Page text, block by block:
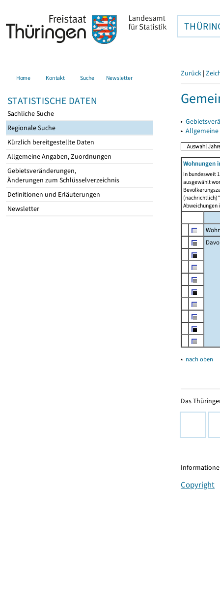
Home Kontakt Suche Newsletter
STATISTISCHE DATEN
Sachliche Suche
Regionale Suche
Kürzlich bereitgestellte Daten
Allgemeine Angaben, Zuordnungen
Gebietsveränderungen,
Änderungen zum Schlüsselverzeichnis
Definitionen und Erläuterungen
Newsletter
Zurück |
▸
▸
Wohnungen
In bundesweit
ausgewählt
Abweichungen
▴ nach oben
Das
Copyright